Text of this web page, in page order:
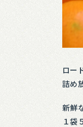
ロー
詰め
新鮮
１袋